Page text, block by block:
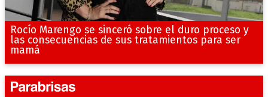
Rocío Marengo se sinceró sobre el duro proceso y
las consecuencias de sus tratamientos para ser
mamá